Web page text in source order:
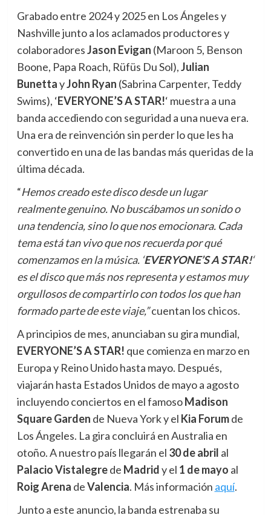
Grabado entre 2024 y 2025 en Los Ángeles y
Nashville junto a los aclamados productores y
colaboradoresJason Evigan (Maroon 5, Benson
Boone, Papa Roach, Rüfüs Du Sol),Julian
BunettayJohn Ryan (Sabrina Carpenter, Teddy
Swims), ‘EVERYONE’S A STAR!‘ muestra a una
banda accediendo con seguridad a una nueva era.
Una era de reinvención sin perder lo que les ha
convertido en una de las bandas más queridas de la
última década.
“Hemos creado este disco desde un lugar
realmente genuino. No buscábamos un sonido o
una tendencia, sino lo que nos emocionara. Cada
tema está tan vivo que nos recuerda por qué
comenzamos en la música. ‘EVERYONE’S A STAR!‘
es el disco que más nos representa y estamos muy
orgullosos de compartirlo con todos los que han
formado parte de este viaje,”cuentan los chicos.
A principios de mes, anunciaban su gira mundial,
EVERYONE’S A STAR! que comienza en marzo en
Europa y Reino Unido hasta mayo. Después,
viajarán hasta Estados Unidos de mayo a agosto
incluyendo conciertos en el famosoMadison
Square Garden de Nueva York y el Kia Forumde
Los Ángeles. La gira concluirá en Australia en
otoño. A nuestro país llegarán el 30 de abril al
Palacio Vistalegrede Madridy el 1 de mayo al
Roig Arena deValencia. Más información aquí.
Junto a este anuncio, la banda estrenaba su